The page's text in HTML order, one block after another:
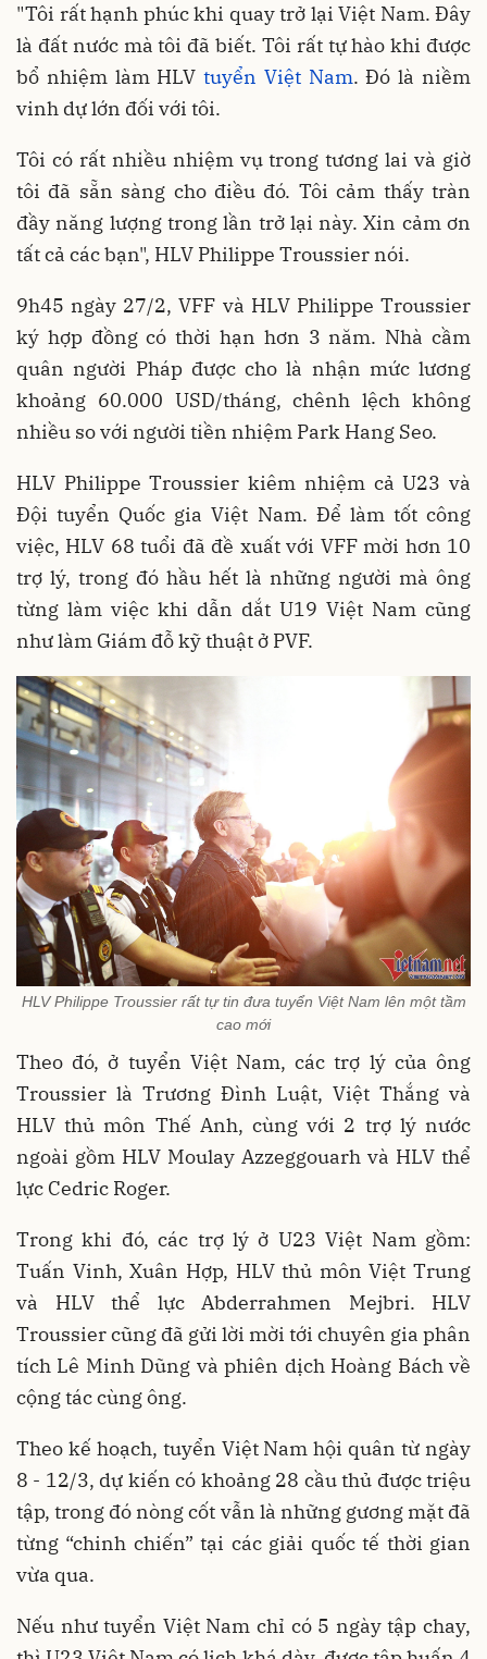
"Tôi rất hạnh phúc khi quay trở lại Việt Nam. Đây
là đất nước mà tôi đã biết. Tôi rất tự hào khi được
bổ nhiệm làm HLVtuyển Việt Nam. Đó là niềm
vinh dự lớn đối với tôi.
Tôi có rất nhiều nhiệm vụ trong tương lai và giờ
tôi đã sẵn sàng cho điều đó. Tôi cảm thấy tràn
đầy năng lượng trong lần trở lại này. Xin cảm ơn
tất cả các bạn", HLV Philippe Troussier nói.
9h45 ngày 27/2, VFF và HLV Philippe Troussier
ký hợp đồng có thời hạn hơn 3 năm. Nhà cầm
quân người Pháp được cho là nhận mức lương
khoảng 60.000 USD/tháng, chênh lệch không
nhiều so với người tiền nhiệm Park Hang Seo.
HLV Philippe Troussier kiêm nhiệm cả U23 và
Đội tuyển Quốc gia Việt Nam. Để làm tốt công
việc, HLV 68 tuổi đã đề xuất với VFF mời hơn 10
trợ lý, trong đó hầu hết là những người mà ông
từng làm việc khi dẫn dắt U19 Việt Nam cũng
như làm Giám đỗ kỹ thuật ở PVF.
HLV Philippe Troussier rất tự tin đưa tuyển Việt Nam lên một tầm
cao mới
Theo đó, ở tuyển Việt Nam, các trợ lý của ông
Troussier là Trương Đình Luật, Việt Thắng và
HLV thủ môn Thế Anh, cùng với 2 trợ lý nước
ngoài gồm HLV Moulay Azzeggouarh và HLV thể
lực Cedric Roger.
Trong khi đó, các trợ lý ở U23 Việt Nam gồm:
Tuấn Vinh, Xuân Hợp, HLV thủ môn Việt Trung
và HLV thể lực Abderrahmen Mejbri. HLV
Troussier cũng đã gửi lời mời tới chuyên gia phân
tích Lê Minh Dũng và phiên dịch Hoàng Bách về
cộng tác cùng ông.
Theo kế hoạch, tuyển Việt Nam hội quân từ ngày
8 - 12/3, dự kiến có khoảng 28 cầu thủ được triệu
tập, trong đó nòng cốt vẫn là những gương mặt đã
từng “chinh chiến” tại các giải quốc tế thời gian
vừa qua.
Nếu như tuyển Việt Nam chỉ có 5 ngày tập chay,